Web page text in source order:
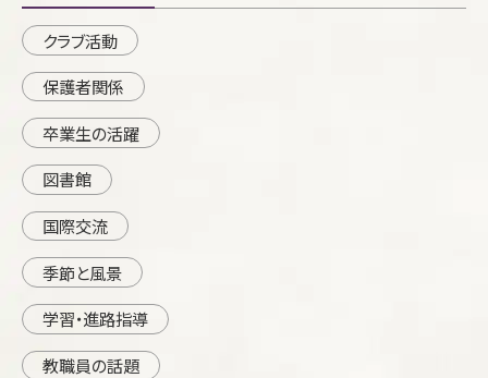
クラブ活動
保護者関係
卒業生の活躍
図書館
国際交流
季節と風景
学習・進路指導
教職員の話題